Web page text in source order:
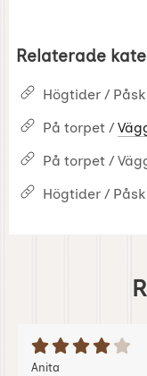
Relaterade
Högtider /
På torpet /
På torpet /
Högtider /
Betyg: 4
Recension av:
Anita